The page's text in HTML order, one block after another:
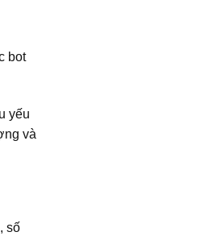
bot
yếu
và
số